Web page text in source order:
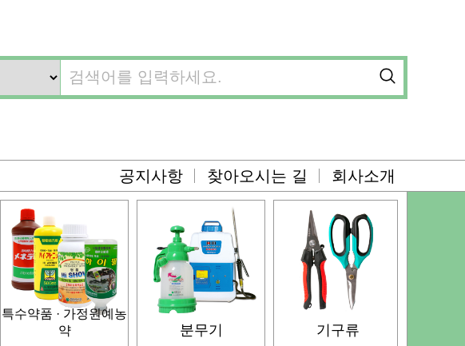
회사소개
찾아오시는 길
공지사항
특수약품 · 가정원예농
약
분무기 기구류